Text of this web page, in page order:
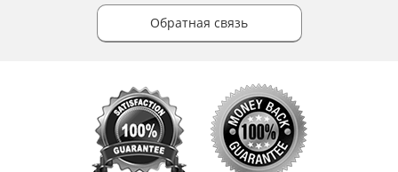
Обратная связь